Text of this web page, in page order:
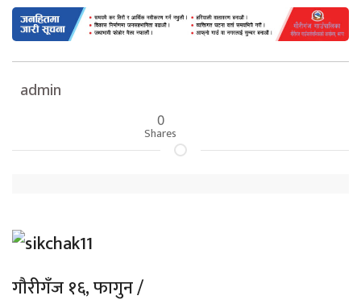
admin
0
Shares
गौरीगँज १६, फागुन /